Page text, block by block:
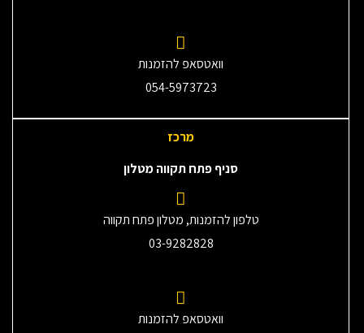
וואטסאפ להזמנות
054-5973723
מרכז
סניף פתח תקווה מטלון
טלפון להזמנות, מטלון פתח תקווה
03-9282828
וואטסאפ להזמנות